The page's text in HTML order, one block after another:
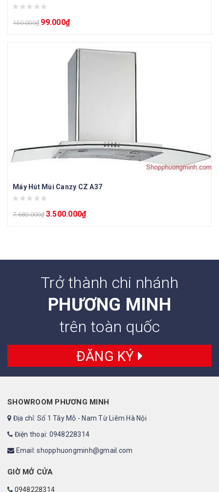
150.000₫ 99.000₫
Máy Hút Mùi Canzy CZ A37
7.680.000₫ 3.500.000₫
Trở thành chi nhánh
PHƯƠNG MINH
trên toàn quốc
ĐĂNG KÝ
SHOWROOM PHƯƠNG MINH
Địa chỉ: Số 1 Tây Mỗ - Nam Từ Liêm Hà Nội
Điện thoại: 0948228314
Email: shopphuongminh@gmail.com
GIỜ MỞ CỬA
0948228314